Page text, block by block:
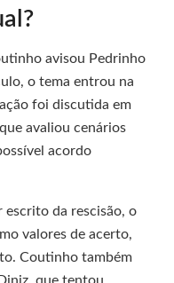
avisou Pedrinho
o tema entrou na
foi discutida em
avaliou cenários
acordo
da rescisão, o
valores de acerto,
Coutinho também